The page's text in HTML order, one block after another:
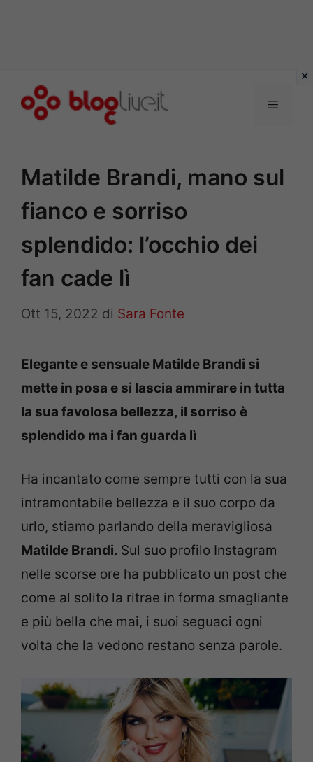
Menu
Matilde Brandi, mano sul
fianco e sorriso
splendido: l’occhio dei
fan cade lì
Ott 15, 2022 di Sara Fonte
Elegante e sensuale Matilde Brandi si
mette in posa e si lascia ammirare in tutta
la sua favolosa bellezza, il sorriso è
splendido ma i fan guarda lì
Ha incantato come sempre tutti con la sua
intramontabile bellezza e il suo corpo da
urlo, stiamo parlando della meravigliosa
Matilde Brandi. Sul suo profilo Instagram
nelle scorse ore ha pubblicato un post che
come al solito la ritrae in forma smagliante
e più bella che mai, i suoi seguaci ogni
volta che la vedono restano senza parole.